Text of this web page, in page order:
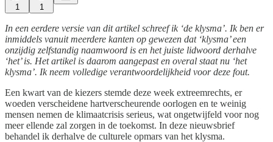
1 1
In een eerdere versie van dit artikel schreef ik ‘de klysma’. Ik ben er
inmiddels vanuit meerdere kanten op gewezen dat ‘klysma’ een
onzijdig zelfstandig naamwoord is en het juiste lidwoord derhalve
‘het’ is. Het artikel is daarom aangepast en overal staat nu ‘het
klysma’. Ik neem volledige verantwoordelijkheid voor deze fout.
Een kwart van de kiezers stemde deze week extreemrechts, er
woeden verscheidene hartverscheurende oorlogen en te weinig
mensen nemen de klimaatcrisis serieus, wat ongetwijfeld voor nog
meer ellende zal zorgen in de toekomst. In deze nieuwsbrief
behandel ik derhalve de culturele opmars van het klysma.